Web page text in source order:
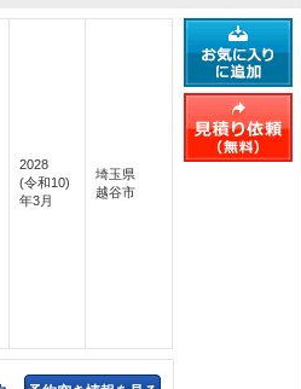
2028
(令和10)
年3月
埼玉県
越谷市